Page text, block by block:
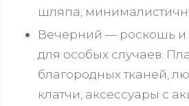
шляпа,
Вечерний — роскошь и
для особых случаев.
благородных тканей,
клатчи, аксессуары с